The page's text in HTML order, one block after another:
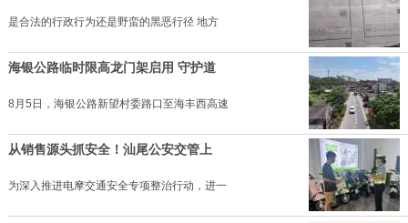
是合法的行政行为还是野蛮的黑恶行径 地方
海银公路临时限高龙门架启用 守护道
8月5日，海银公路新望村委路口至海丰西高速
从销售源头抓安全！汕尾公安交管上
为深入推进电摩交通安全专项整治行动，进一